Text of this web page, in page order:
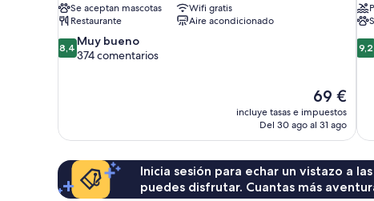
Se aceptan mascotas
Wifi gratis
Restaurante
Aire acondicionado
8.4
sobre
8,4 Muy bueno
374 comentarios
El
precio
actual
69 €
69 €
incluye tasas e impuestos
Del 30 ago al 31 ago
9.2
9,2
Inicia sesión para echar un vistazo a
puedes disfrutar. Cuantas más